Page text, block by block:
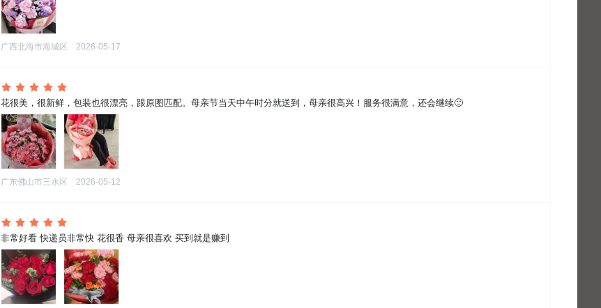
广西北海市海城区 2026-05-17
花很美，很新鲜，包装也很漂亮，跟原图匹配。母亲节当天中午时分就送到，母亲很高兴！服务很满意，还会继续🙂
广东佛山市三水区 2026-05-12
非常好看 快递员非常快 花很香 母亲很喜欢 买到就是赚到